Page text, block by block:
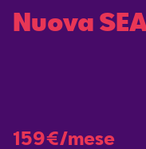
Service
Nuova
159€/mese